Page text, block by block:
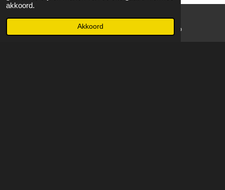
akkoord.
Akkoord WhatsApp